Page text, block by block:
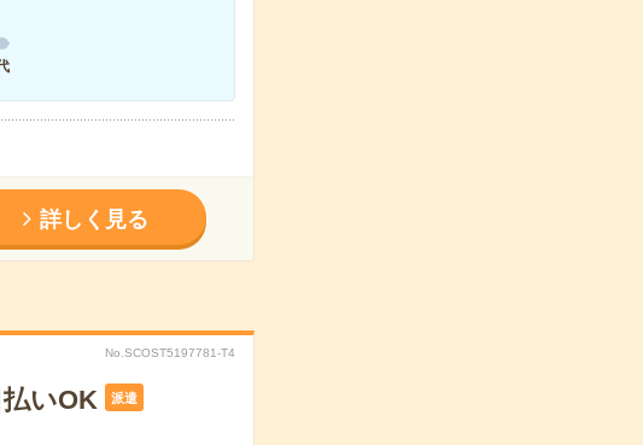
詳しく見る
No.SCOST5197781-T4
払いOK 派遣